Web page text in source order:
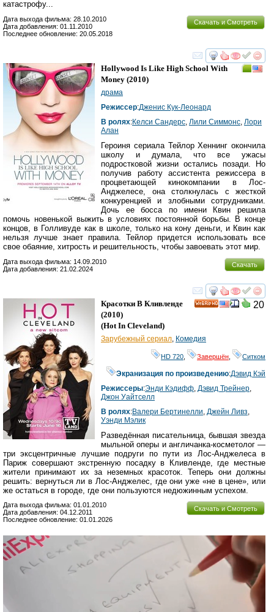
катастрофу...
Скачать и Смотреть
Дата выхода фильма: 28.10.2010
Дата добавления: 01.11.2010
Последнее обновление: 20.05.2018
смотреть
Hollywood Is Like High School With
Money (2010)
драма
Режиссер:Дженис Кук-Леонард
В ролях:Келси Сандерс, Лили Симмонс, Лори
Алан
Героиня сериала Тейлор Хеннинг окончила
школу и думала, что все ужасы
подростковой жизни остались позади. Но
получив работу ассистента режиссера в
процветающей кинокомпании в Лос-
Анджелесе, она столкнулась с жесткой
конкуренцией и злобными сотрудниками.
Дочь ее босса по имени Квин решила
помочь новенькой выжить в условиях постоянной борьбы. В конце
концов, в Голливуде как в школе, только на кону деньги, и Квин как
нельзя лучше знает правила. Тейлор придется использовать все
свое обаяние, хитрость и решительность, чтобы завоевать этот мир.
Скачать
Дата выхода фильма: 14.09.2010
Дата добавления: 21.02.2024
смотреть
20
Красотки В Кливленде
(2010)
(Hot In Cleveland)
Зарубежный сериал Комедия
HD 720 Завершён Ситком
Экранизация по произведению:Дэвид Кэй
Режиссеры:Энди Кэдифф Дэвид Трейнер
Джон Уайтселл
В ролях:Валери Бертинелли Джейн Ливз
Уэнди Мэлик
Разведённая писательница, бывшая звезда
мыльной оперы и англичанка-косметолог —
три эксцентричные лучшие подруги по пути из Лос-Анджелеса в
Париж совершают экстренную посадку в Кливленде, где местные
жители принимают их за неземных красоток. Теперь они должны
решить: вернуться ли в Лос-Анджелес, где они уже «не в цене», или
же остаться в городе, где они пользуются недюжинным успехом.
Скачать и Смотреть
Дата выхода фильма: 01.01.2010
Дата добавления: 04.12.2011
Последнее обновление: 01.01.2026